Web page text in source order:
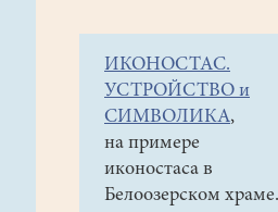
2018 год.
Подробные
фотографии
можно
посмотреть
на
ИКОНОСТАС.
УСТРОЙСТВО и
СИМВОЛИКА,
на примере
иконостаса в
Белоозерском храме.